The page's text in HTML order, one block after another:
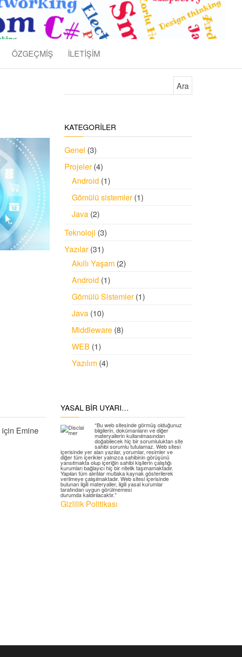
ÖZGEÇMİŞ İLETİŞİM
KATEGORİLER
Genel (3)
Projeler(4)
Android (1)
Gömülü sistemler(1)
Java(2)
Teknoloji (3)
Yazılar(31)
Akıllı Yaşam(2)
Android (1)
Gömülü Sistemler(1)
Java(10)
Middleware(8)
WEB (1)
Yazılım(4)
için Emine
YASAL BIR UYARI…
“Bu web sitesinde görmüş olduğunuz
bilgilerin, dokümanların ve diğer
materyallerin kullanılmasından
doğabilecek hiç bir sorumluluktan site
sahibi sorumlu tutulamaz. Web sitesi
içerisinde yer alan yazılar, yorumlar, resimler ve
diğer tüm içerikler yalnızca sahibinin görüşünü
yansıtmakta olup içeriğin sahibi kişilerin çalıştığı
kurumları bağlayıcı hiç bir nitelik taşımamaktadır.
Yapılan tüm alıntılar mutlaka kaynak gösterilerek
verilmeye çalışılmaktadır. Web sitesi içerisinde
bulunan ilgili materyaller, ilgili yasal kurumlar
tarafından uygun görülmemesi
durumda kaldırılacaktır.”
Gizlilik Politikası